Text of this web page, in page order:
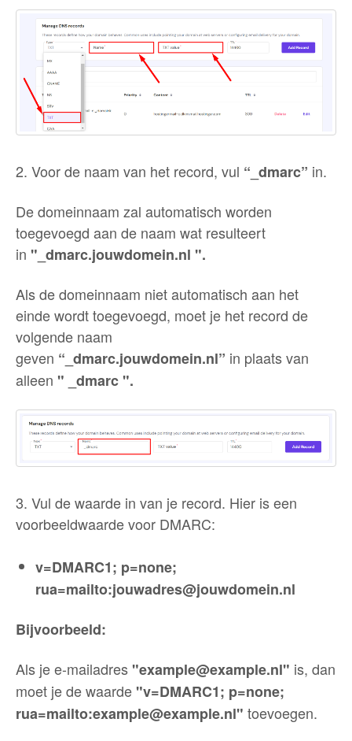
2. Voor de naam van het record, vul “_dmarc” in.
De domeinnaam zal automatisch worden
toegevoegd aan de naam wat resulteert
in "_dmarc.jouwdomein.nl ".
Als de domeinnaam niet automatisch aan het
einde wordt toegevoegd, moet je het record de
volgende naam
geven “_dmarc.jouwdomein.nl” in plaats van
alleen " _dmarc ".
3. Vul de waarde in van je record. Hier is een
voorbeeldwaarde voor DMARC:
v=DMARC1; p=none;
rua=mailto:jouwadres@jouwdomein.nl
Bijvoorbeeld:
Als je e-mailadres "example@example.nl" is, dan
moet je de waarde "v=DMARC1; p=none;
rua=mailto:example@example.nl" toevoegen.